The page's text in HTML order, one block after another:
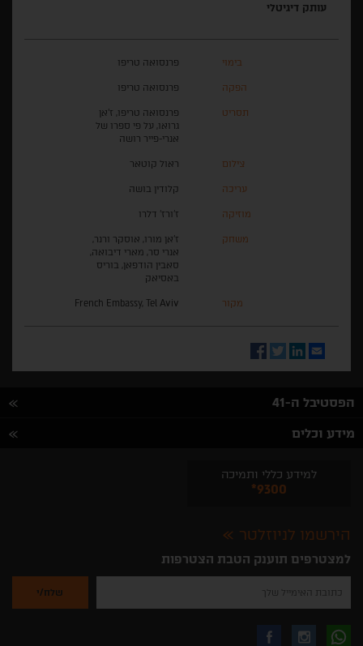
עותק דיגיטלי
בימוי פרנסואה טריפו
הפקה פרנסואה טריפו
תסריט
פרנסואה טריפו, ז'אן
גרואו, על פי ספרו של
אנרי-פייר רושה
צילום ראול קוטאר
עריכה קלודין בושה
מוזיקה ז'ורז' דלרו
משחק
ז'אן מורו, אוסקר ורנר,
אנרי סר, מארי דיבואה,
סאבין הודפאן, בוריס
באסיאק
מקור French Embassy, Tel Aviv
Email
LinkedIn
Twitter
Facebook
הפסטיבל ה-41
מידע וכלים
למידע כללי ותמיכה
*9300
הירשמו לניוזלטר
למצטרפים תוענק הטבת הצטרפות
להזין
שלך
לקבלת עקבו